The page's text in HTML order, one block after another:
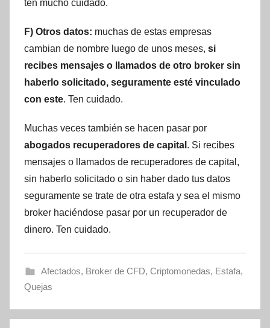
ten mucho cuidado.
F) Otros datos: muchas de estas empresas
cambian de nombre luego de unos meses, si
recibes mensajes o llamados de otro broker sin
haberlo solicitado, seguramente esté vinculado
con este. Ten cuidado.
Muchas veces también se hacen pasar por
abogados recuperadores de capital . Si recibes
mensajes o llamados de recuperadores de capital,
sin haberlo solicitado o sin haber dado tus datos
seguramente se trate de otra estafa y sea el mismo
broker haciéndose pasar por un recuperador de
dinero. Ten cuidado.
Afectados, Broker de CFD, Criptomonedas, Estafa,
Quejas